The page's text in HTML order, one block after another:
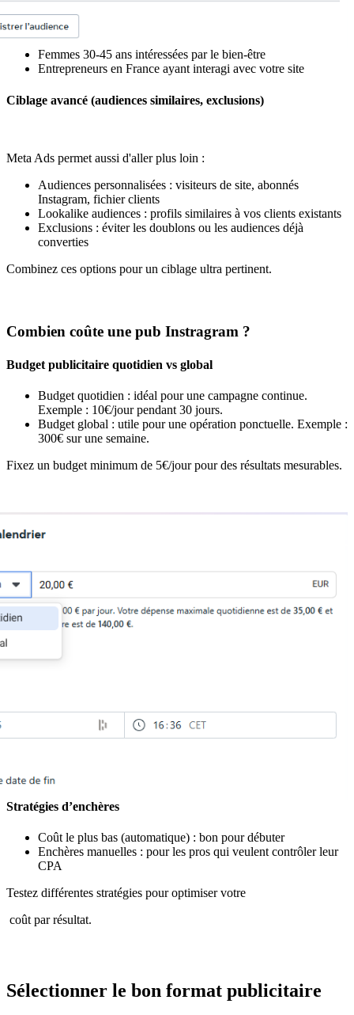
Femmes 30-45 ans intéressées par le bien-être
Entrepreneurs en France ayant interagi avec votre site
Ciblage avancé (audiences similaires, exclusions)
Meta Ads permet aussi d'aller plus loin :
Audiences personnalisées : visiteurs de site, abonnés
Instagram, fichier clients
Lookalike audiences : profils similaires à vos clients existants
Exclusions : éviter les doublons ou les audiences déjà
converties
Combinez ces options pour un ciblage ultra pertinent.
Combien coûte une pub Instragram ?
Budget publicitaire quotidien vs global
Budget quotidien : idéal pour une campagne continue.
Exemple : 10€/jour pendant 30 jours.
Budget global : utile pour une opération ponctuelle. Exemple :
300€ sur une semaine.
Fixez un budget minimum de 5€/jour pour des résultats mesurables.
Stratégies d’enchères
Coût le plus bas (automatique) : bon pour débuter
Enchères manuelles : pour les pros qui veulent contrôler leur
CPA
Testez différentes stratégies pour optimiser votre
coût par résultat.
Sélectionner le bon format publicitaire